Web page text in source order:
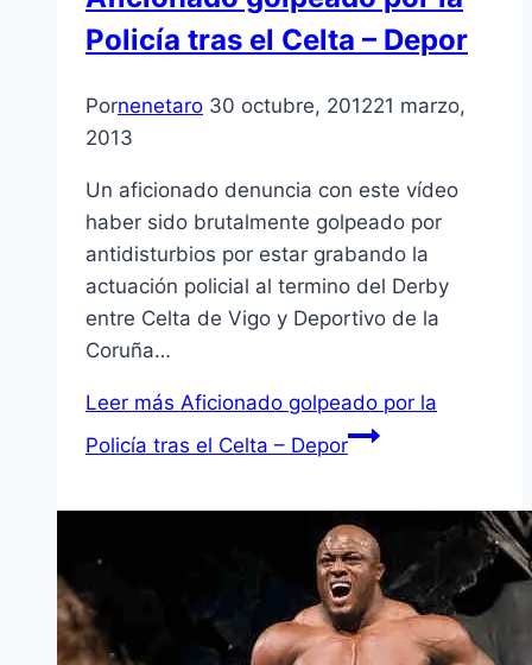
Policí­a tras el Celta – Depor
Pornenetaro 30 octubre, 201221 marzo,
2013
Un aficionado denuncia con este ví­deo
haber sido brutalmente golpeado por
antidisturbios por estar grabando la
actuación policial al termino del Derby
entre Celta de Vigo y Deportivo de la
Coruña…
Leer más Aficionado golpeado por la
Policí­a tras el Celta – Depor